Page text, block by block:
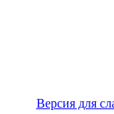
Версия для